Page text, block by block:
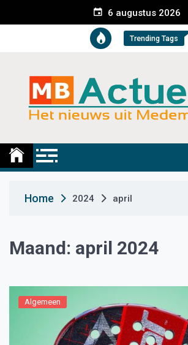
e
t
6 augustus 2026
Trending Tags
Medemblik
Home 2024 april
Maand: april 2024
Algemeen